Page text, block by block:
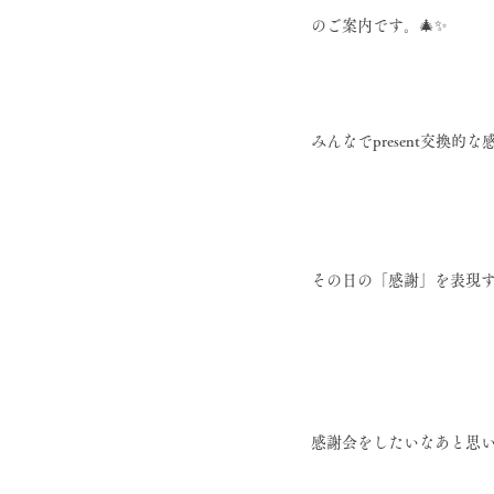
のご案内です。🎄✨
みんなでpresent交換的な
その日の「感謝」を表現
感謝会をしたいなあと思